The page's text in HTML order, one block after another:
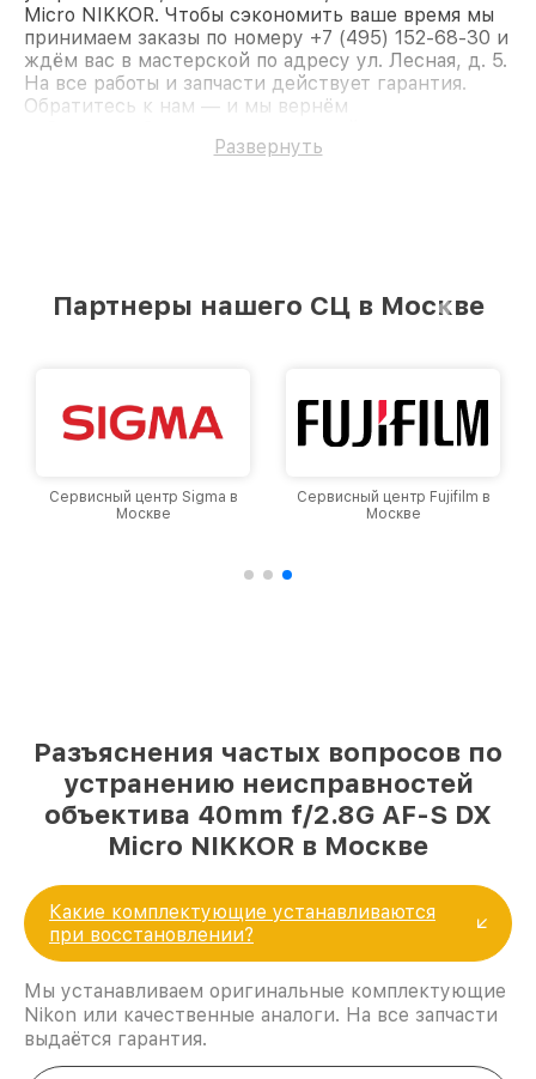
Micro NIKKOR. Чтобы сэкономить ваше время мы
принимаем заказы по номеру +7 (495) 152-68-30 и
ждём вас в мастерской по адресу ул. Лесная, д. 5.
На все работы и запчасти действует гарантия.
Обратитесь к нам — и мы вернём
Развернуть
Партнеры нашего СЦ в Москве
Сервисный центр Sigma в
Москве
Сервисный центр Fujifilm в
Москве
Разъяснения частых вопросов по
устранению неисправностей
объектива 40mm f/2.8G AF-S DX
Micro NIKKOR в Москве
Какие комплектующие устанавливаются
при восстановлении?
Мы устанавливаем оригинальные комплектующие
Nikon или качественные аналоги. На все запчасти
выдаётся гарантия.